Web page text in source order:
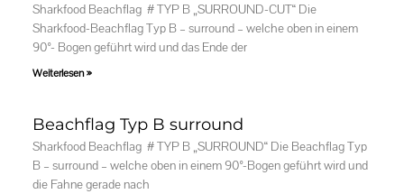
Sharkfood Beachflag # TYP B „SURROUND-CUT“ Die
Sharkfood-Beachflag Typ B – surround – welche oben in einem
90°- Bogen geführt wird und das Ende der
Weiterlesen »
Beachflag Typ B surround
Sharkfood Beachflag # TYP B „SURROUND“ Die Beachflag Typ
B – surround – welche oben in einem 90°-Bogen geführt wird und
die Fahne gerade nach